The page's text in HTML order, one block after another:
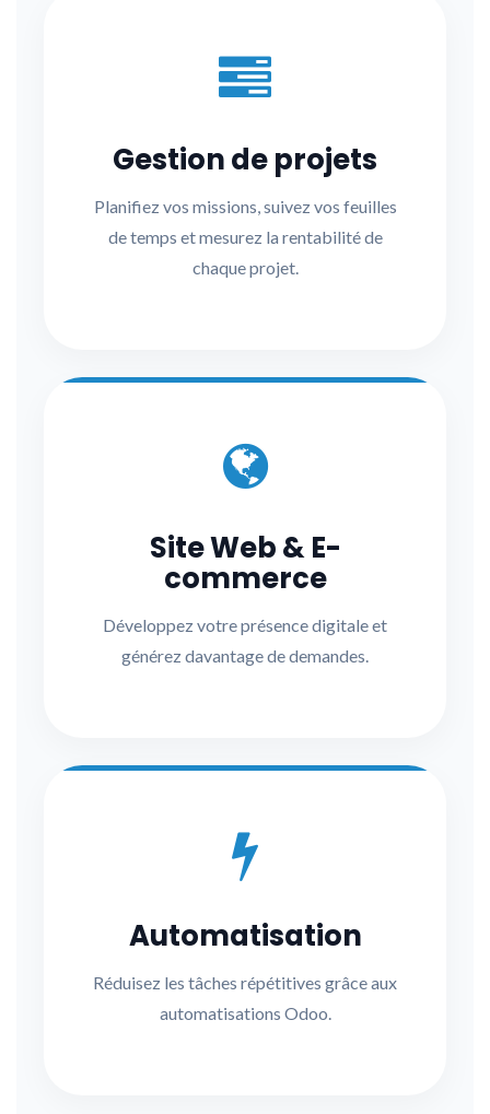
Gestion de projets
Planifiez vos missions, suivez vos feuilles
de temps et mesurez la rentabilité de
chaque projet.
Site Web & E-
commerce
Développez votre présence digitale et
générez davantage de demandes.
Automatisation
Réduisez les tâches répétitives grâce aux
automatisations Odoo.